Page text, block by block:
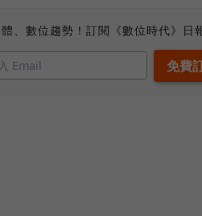
、數位趨勢！訂閱《數位時代》日